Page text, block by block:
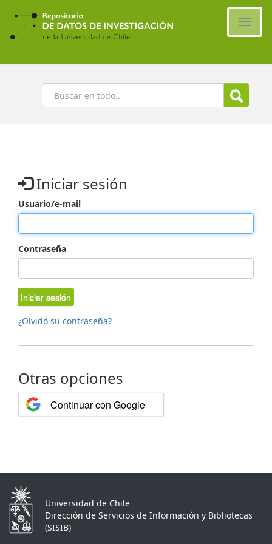
Ir
contenido
principal
Buscar
Iniciar sesión
Usuario/e-mail
Contraseña
Iniciar sesión
¿Olvidó su contraseña?
Otras opciones
Continuar con Google
Universidad de Chile
Dirección de Servicios de Información y Bibliotecas
(SISIB)